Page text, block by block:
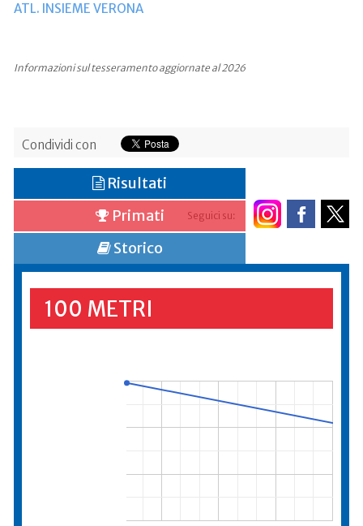
ATL. INSIEME VERONA
Informazioni sul tesseramento aggiornate al 2026
Condividi con
Seguici su:
Risultati
Primati
Storico
100 METRI